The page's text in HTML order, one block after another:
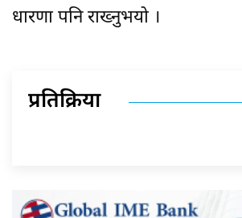
धारणा पनि राख्नुभयो ।
प्रतिक्रिया